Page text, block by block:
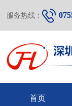
服务热线：
首页